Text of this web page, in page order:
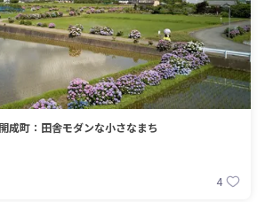
成町：田舎モダンな小さなまち
4